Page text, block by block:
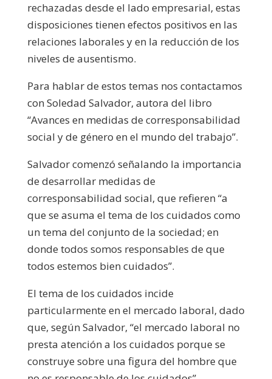
rechazadas desde el lado empresarial, estas
disposiciones tienen efectos positivos en las
relaciones laborales y en la reducción de los
niveles de ausentismo.
Para hablar de estos temas nos contactamos
con Soledad Salvador, autora del libro
“Avances en medidas de corresponsabilidad
social y de género en el mundo del trabajo”.
Salvador comenzó señalando la importancia
de desarrollar medidas de
corresponsabilidad social, que refieren “a
que se asuma el tema de los cuidados como
un tema del conjunto de la sociedad; en
donde todos somos responsables de que
todos estemos bien cuidados”.
El tema de los cuidados incide
particularmente en el mercado laboral, dado
que, según Salvador, “el mercado laboral no
presta atención a los cuidados porque se
construye sobre una figura del hombre que